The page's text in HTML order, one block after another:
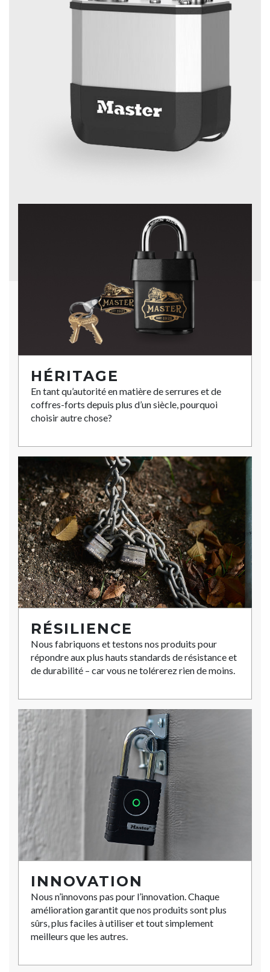
HÉRITAGE
En tant qu’autorité en matière de serrures et de
coffres-forts depuis plus d’un siècle, pourquoi
choisir autre chose?
RÉSILIENCE
Nous fabriquons et testons nos produits pour
répondre aux plus hauts standards de résistance et
de durabilité – car vous ne tolérerez rien de moins.
INNOVATION
Nous n’innovons pas pour l’innovation. Chaque
amélioration garantit que nos produits sont plus
sûrs, plus faciles à utiliser et tout simplement
meilleurs que les autres.